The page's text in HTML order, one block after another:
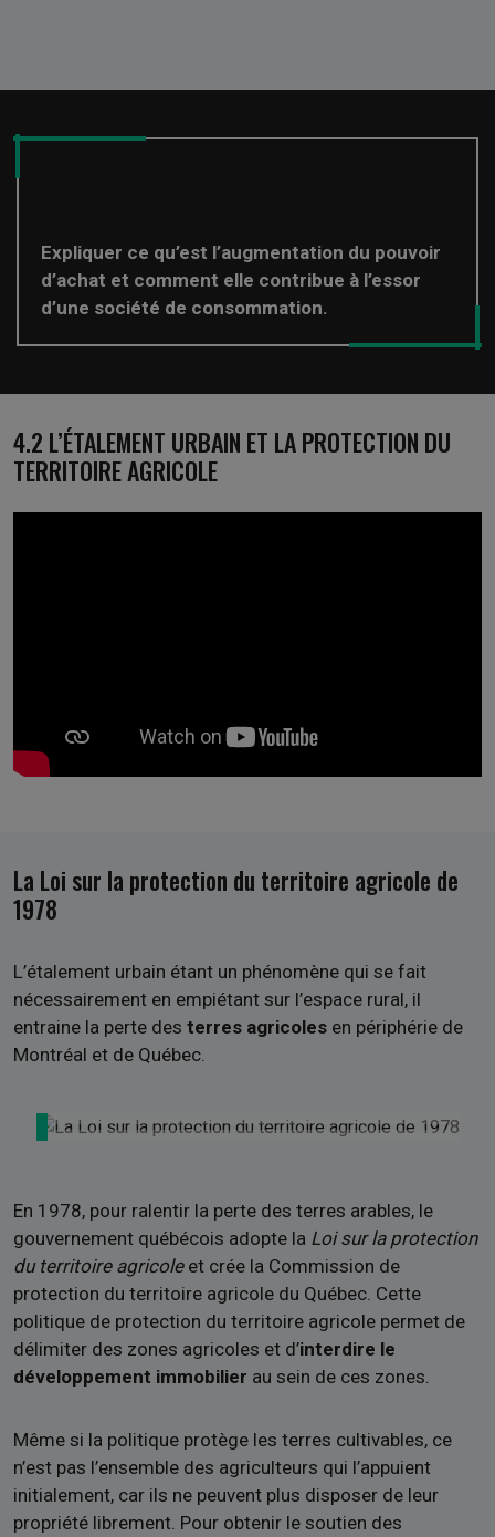
Expliquer ce qu’est l’augmentation du pouvoir
d’achat et comment elle contribue à l’essor
d’une société de consommation.
4.2 L’ÉTALEMENT URBAIN ET LA PROTECTION DU
TERRITOIRE AGRICOLE
La Loi sur la protection du territoire agricole de
1978
L’étalement urbain étant un phénomène qui se fait
nécessairement en empiétant sur l’espace rural, il
entraine la perte des terres agricoles en périphérie de
Montréal et de Québec.
En 1978, pour ralentir la perte des terres arables, le
gouvernement québécois adopte la Loi sur la protection
du territoire agricoleet crée la Commission de
protection du territoire agricole du Québec. Cette
politique de protection du territoire agricole permet de
délimiter des zones agricoles et d’interdire le
développement immobilier au sein de ces zones.
Même si la politique protège les terres cultivables, ce
n’est pas l’ensemble des agriculteurs qui l’appuient
initialement, car ils ne peuvent plus disposer de leur
propriété librement. Pour obtenir le soutien des